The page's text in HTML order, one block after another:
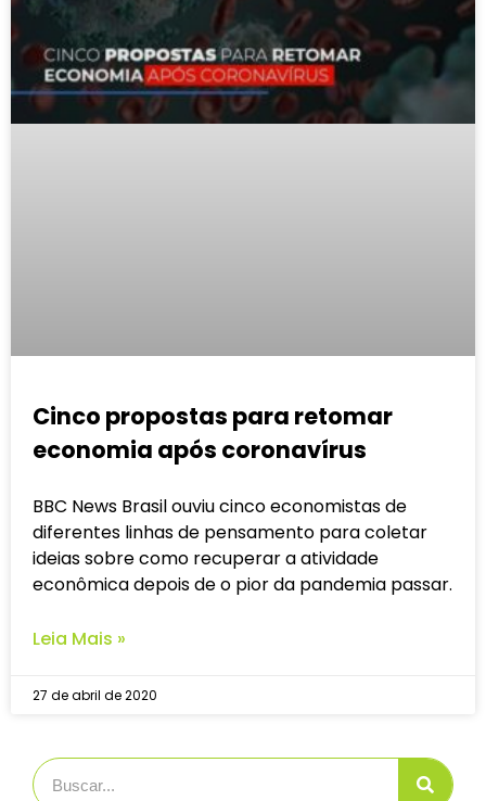
Cinco propostas para retomar
economia após coronavírus
BBC News Brasil ouviu cinco economistas de
diferentes linhas de pensamento para coletar
ideias sobre como recuperar a atividade
econômica depois de o pior da pandemia passar.
Leia Mais »
27 de abril de 2020